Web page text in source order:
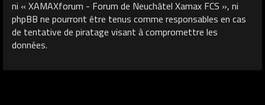
ni « XAMAXforum - Forum de Neuchâtel Xamax FCS », ni
phpBB ne pourront être tenus comme responsables en cas
de tentative de piratage visant à compromettre les
données.